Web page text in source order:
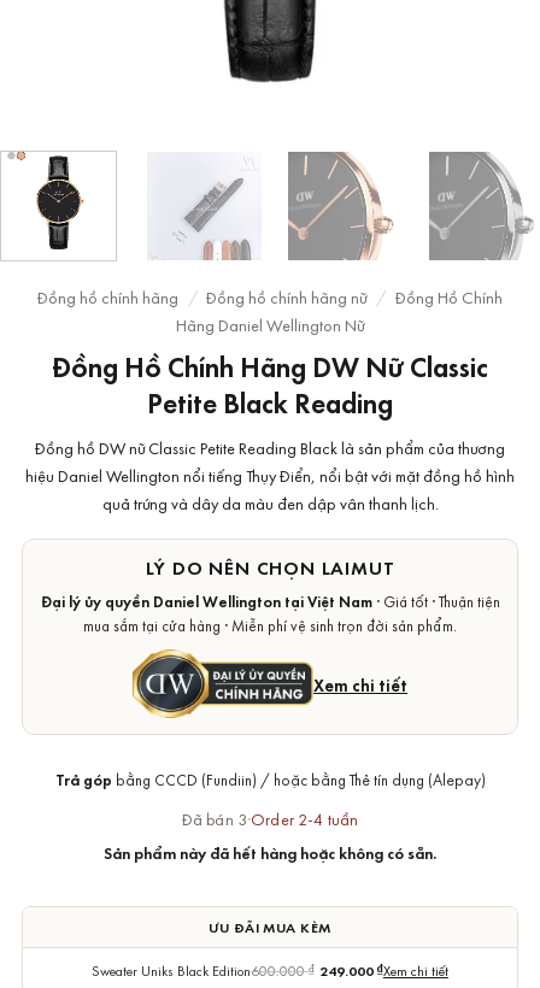
Đồng hồ chính hãng / Đồng hồ chính hãng nữ / Đồng Hồ Chính
Hãng Daniel Wellington Nữ
Đồng Hồ Chính Hãng DW Nữ Classic
Petite Black Reading
Đồng hồ DW nữ Classic Petite Reading Black là sản phẩm của thương
hiệu Daniel Wellington nổi tiếng Thụy Điển, nổi bật với mặt đồng hồ hình
quả trứng và dây da màu đen dập vân thanh lịch.
LÝ DO NÊN CHỌN LAIMUT
Đại lý ủy quyền Daniel Wellington tại Việt Nam· Giá tốt · Thuận tiện
mua sắm tại cửa hàng · Miễn phí vệ sinh trọn đời sản phẩm.
Xem chi tiết
Trả góp bằng CCCD (Fundiin) / hoặc bằng Thẻ tín dụng (Alepay)
Đã bán 3·Order 2-4 tuần
Sản phẩm này đã hết hàng hoặc không có sẵn.
ƯU ĐÃI MUA KÈM
Sweater Uniks Black Edition600.000₫ 249.000 ₫Xem chi tiết